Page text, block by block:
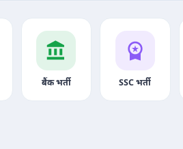
बैंक भर्ती SSC भर्ती